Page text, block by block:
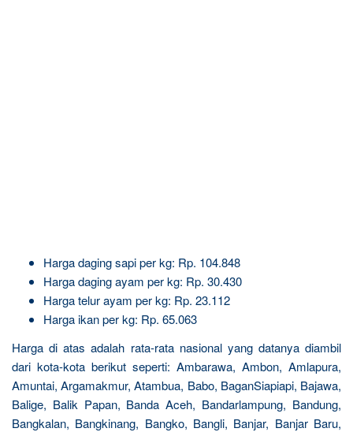
Harga daging sapi per kg: Rp. 104.848
Harga daging ayam per kg: Rp. 30.430
Harga telur ayam per kg: Rp. 23.112
Harga ikan per kg: Rp. 65.063
Harga di atas adalah rata-rata nasional yang datanya diambil
dari kota-kota berikut seperti: Ambarawa, Ambon, Amlapura,
Amuntai, Argamakmur, Atambua, Babo, BaganSiapiapi, Bajawa,
Balige, Balik Papan, Banda Aceh, Bandarlampung, Bandung,
Bangkalan, Bangkinang, Bangko, Bangli, Banjar, Banjar Baru,